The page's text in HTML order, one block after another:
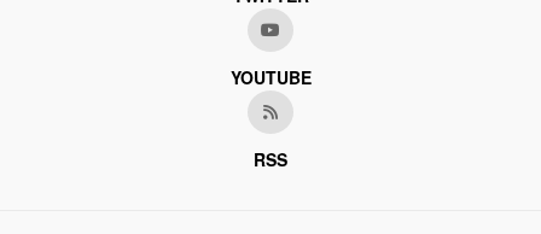
YOUTUBE
RSS